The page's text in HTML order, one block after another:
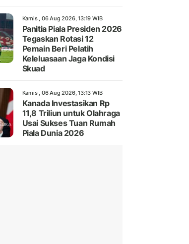
Kamis , 06 Aug 2026, 13:19 WIB
Panitia Piala Presiden 2026
Tegaskan Rotasi 12
Pemain Beri Pelatih
Keleluasaan Jaga Kondisi
Skuad
Kamis , 06 Aug 2026, 13:13 WIB
Kanada Investasikan Rp
11,8 Triliun untuk Olahraga
Usai Sukses Tuan Rumah
Piala Dunia 2026